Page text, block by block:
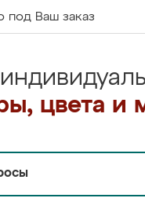
под Ваш заказ
цвета и